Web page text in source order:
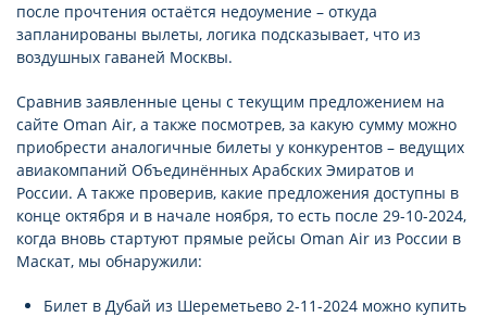
после прочтения остаётся недоумение – откуда
запланированы вылеты, логика подсказывает, что из
воздушных гаваней Москвы.
Сравнив заявленные цены с текущим предложением на
сайте Oman Air, а также посмотрев, за какую сумму можно
приобрести аналогичные билеты у конкурентов – ведущих
авиакомпаний Объединённых Арабских Эмиратов и
России. А также проверив, какие предложения доступны в
конце октября и в начале ноября, то есть после 29-10-2024,
когда вновь стартуют прямые рейсы Oman Air из России в
Маскат, мы обнаружили:
Билет в Дубай из Шереметьево 2-11-2024 можно купить